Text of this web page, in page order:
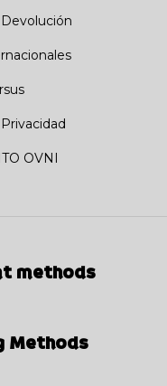
OVNI
methods
Methods